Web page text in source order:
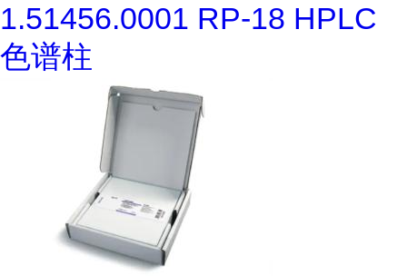
1.51456.0001 RP-18 HPLC
色谱柱